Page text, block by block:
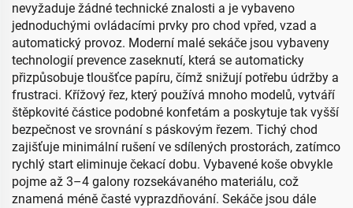
nevyžaduje žádné technické znalosti a je vybaveno
jednoduchými ovládacími prvky pro chod vpřed, vzad a
automatický provoz. Moderní malé sekáče jsou vybaveny
technologií prevence zaseknutí, která se automaticky
přizpůsobuje tloušťce papíru, čímž snižují potřebu údržby a
frustraci. Křížový řez, který používá mnoho modelů, vytváří
štěpkovité částice podobné konfetám a poskytuje tak vyšší
bezpečnost ve srovnání s páskovým řezem. Tichý chod
zajišťuje minimální rušení ve sdílených prostorách, zatímco
rychlý start eliminuje čekací dobu. Vybavené koše obvykle
pojme až 3–4 galony rozsekávaného materiálu, což
znamená méně časté vyprazdňování. Sekáče jsou dále